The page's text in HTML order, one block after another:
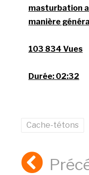
masturbation
manière
103 834 Vues
Durée: 02:32
Cache-tétons